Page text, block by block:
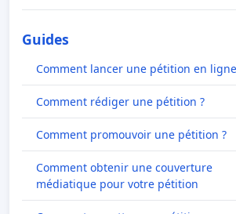
Guides
Comment lancer une pétition en ligne
Comment rédiger une pétition ?
Comment promouvoir une pétition ?
Comment obtenir une couverture
médiatique pour votre pétition